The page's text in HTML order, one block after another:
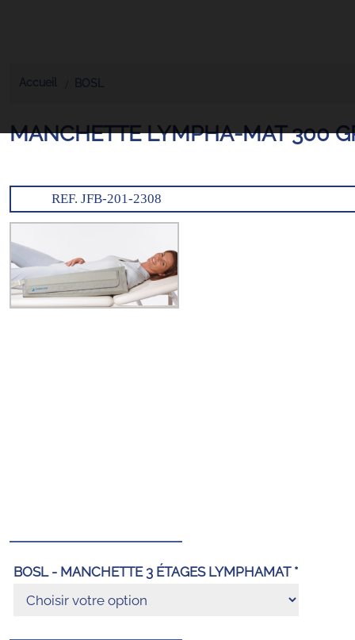
Accueil BOSL
MANCHETTE LYMPHA-MAT 300
REF. JFB-201-2308
BOSL - MANCHETTE 3 ÉTAGES LYMPHAMAT *